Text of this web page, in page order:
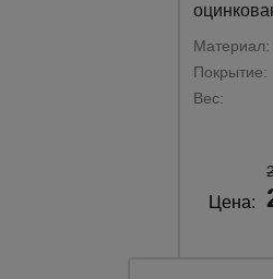
Материал:
Покрытие:
Вес:
Цена: